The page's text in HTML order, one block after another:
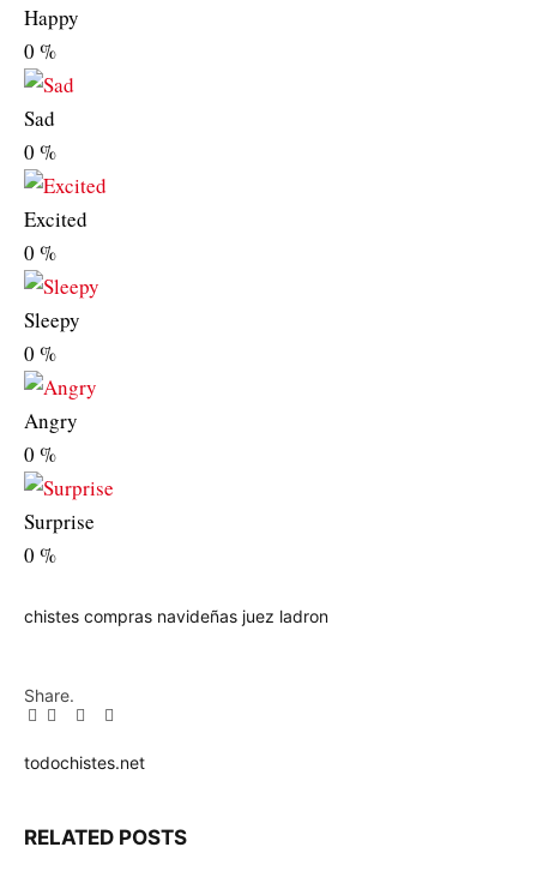
Happy
0 %
Sad
0 %
Excited
0 %
Sleepy
0 %
Angry
0 %
Surprise
0 %
chistes compras navideñas juez ladron
Share.
Facebook
TwitterPinterest
LinkedIn
Tumblr
Email
todochistes.net
RELATED POSTS